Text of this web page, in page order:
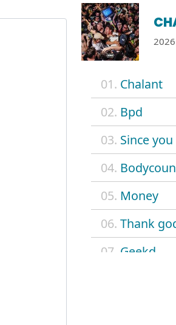
2026
01. Chalant
02. Bpd
03. Since
04.
05. Money
06. Thank
07. Geekd